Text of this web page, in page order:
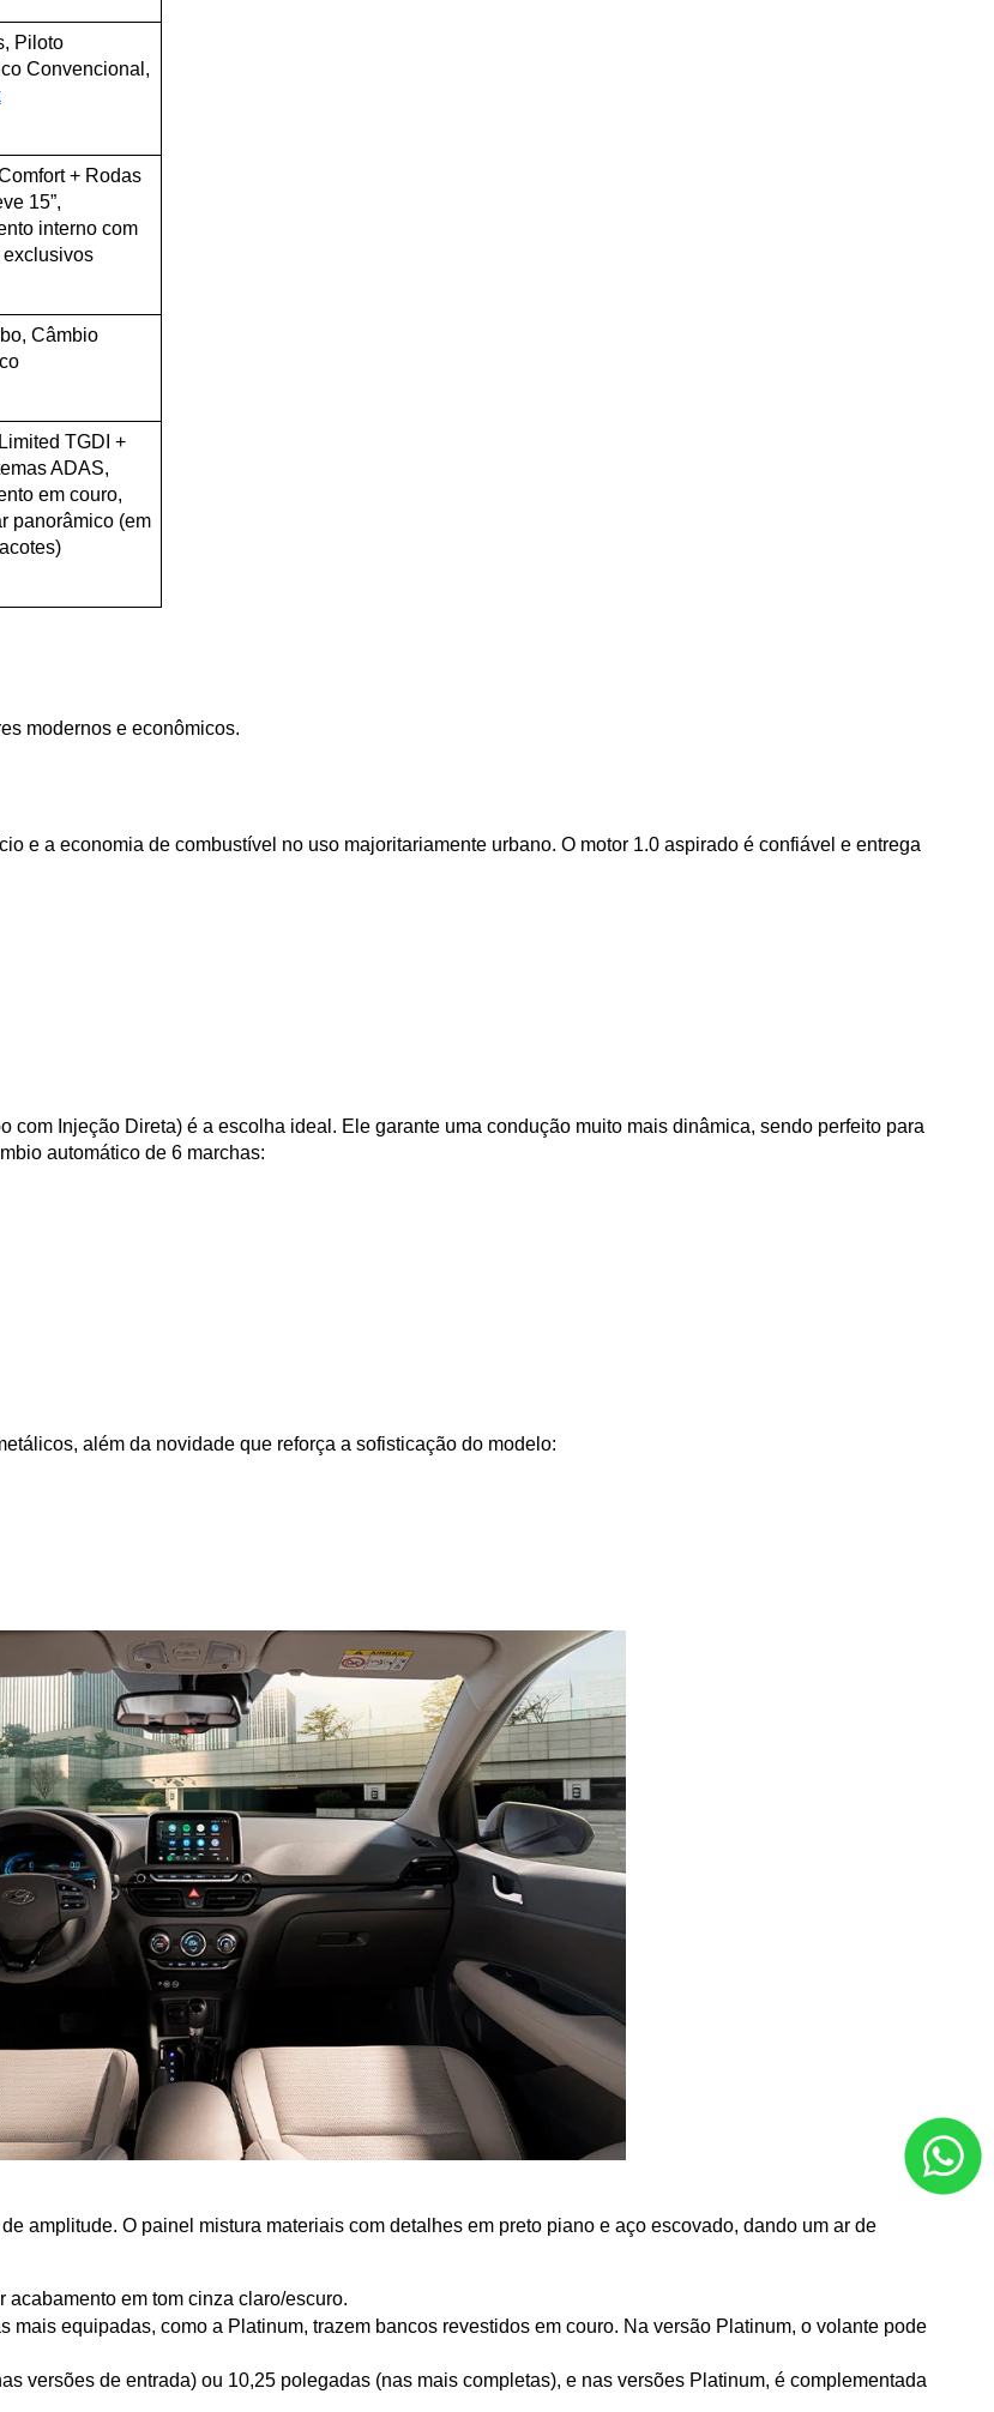
Piloto
+ Rodas
15”,
interno com
Câmbio
TGDI +
ADAS,
em couro,
panorâmico (em
modernos e econômicos.
e a economia de combustível no uso majoritariamente urbano. O motor 1.0 aspirado é confiável e entrega
com Injeção Direta) é a escolha ideal. Ele garante uma condução muito mais dinâmica, sendo perfeito para
automático de 6 marchas:
além da novidade que reforça a sofisticação do modelo:
amplitude. O painel mistura materiais com detalhes em preto piano e aço escovado, dando um ar de
em tom cinza claro/escuro.
mais equipadas, como a Platinum, trazem bancos revestidos em couro. Na versão Platinum, o volante pode
versões de entrada) ou 10,25 polegadas (nas mais completas), e nas versões Platinum, é complementada